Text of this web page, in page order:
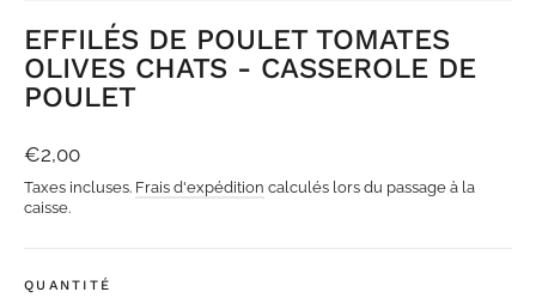
EFFILÉS DE POULET TOMATES
OLIVES CHATS - CASSEROLE DE
POULET
Prix
régulier
€2,00
Taxes incluses. Frais d'expédition calculés lors du passage à la
caisse.
QUANTITÉ